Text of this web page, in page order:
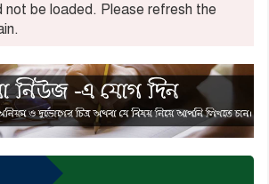
not be loaded. Please refresh the